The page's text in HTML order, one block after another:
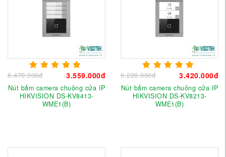
6.470.000đ 3.559.000đ
Nút bấm camera chuông cửa IP
HIKVISION DS-KV8413-
WME1(B)
6.220.000đ 3.420.000đ
Nút bấm camera chuông cửa IP
HIKVISION DS-KV8213-
WME1(B)